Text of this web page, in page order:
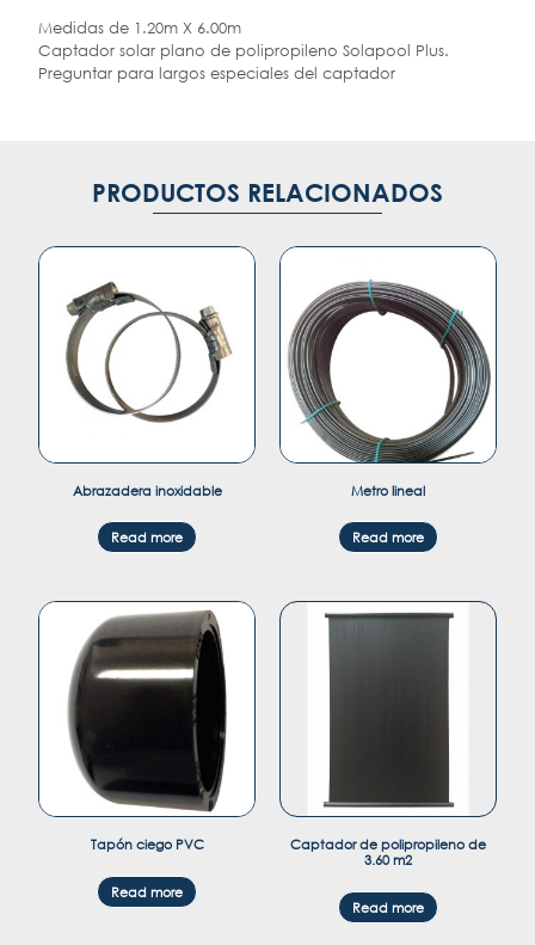
Medidas de 1.20m X 6.00m
Captador solar plano de polipropileno Solapool Plus.
Preguntar para largos especiales del captador
PRODUCTOS RELACIONADOS
Abrazadera inoxidable
Read more
Metro lineal
Read more
Tapón ciego PVC
Read more
Captador de polipropileno de
3.60 m2
Read more